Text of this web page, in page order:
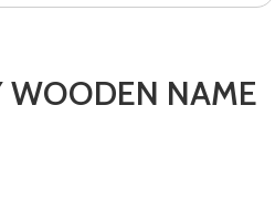
WOODEN NAME